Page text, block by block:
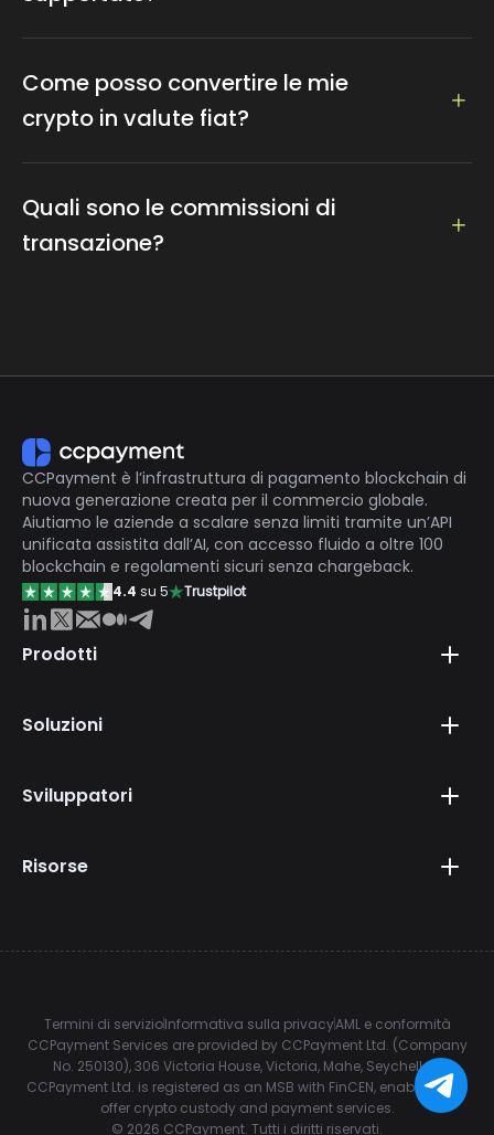
Ethereum, Dogecoin, Litecoin, Tether...
Come posso convertire le mie
crypto in valute fiat?
impostando la valuta e l'importo
Quali sono le commissioni di
transazione?
CCPayment è l’infrastruttura di pagamento blockchain di
nuova generazione creata per il commercio globale.
Aiutiamo le aziende a scalare senza limiti tramite un’API
unificata assistita dall’AI, con accesso fluido a oltre 100
blockchain e regolamenti sicuri senza chargeback.
4.4 su 5 Trustpilot
Prodotti
Soluzioni
Sviluppatori
Risorse
Termini di servizioInformativa sulla privacyAML e conformità
CCPayment Services are provided by CCPayment Ltd. (Company
No. 250130), 306 Victoria House, Victoria, Mahe, Seychelles.
CCPayment Ltd. is registered as an MSB with FinCEN, enabling it to
offer crypto custody and payment services.
© 2026 CCPayment. Tutti i diritti riservati.